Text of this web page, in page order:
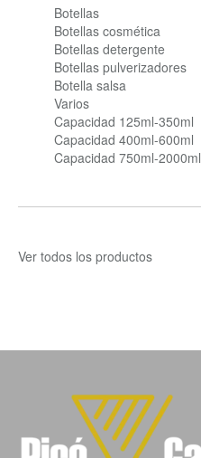
Botellas
Botellas cosmética
Botellas detergente
Botellas pulverizadores
Botella salsa
Varios
Capacidad 125ml-350ml
Capacidad 400ml-600ml
Capacidad 750ml-2000ml
Ver todos los productos